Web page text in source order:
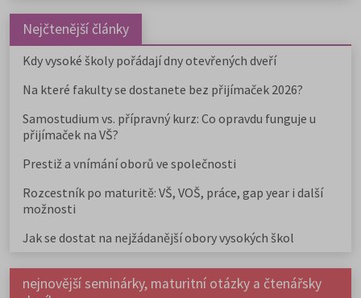
Nejčtenější články
Kdy vysoké školy pořádají dny otevřených dveří
Na které fakulty se dostanete bez přijímaček 2026?
Samostudium vs. přípravný kurz: Co opravdu funguje u
přijímaček na VŠ?
Prestiž a vnímání oborů ve společnosti
Rozcestník po maturitě: VŠ, VOŠ, práce, gap year i další
možnosti
Jak se dostat na nejžádanější obory vysokých škol
nejnovější seminárky, maturitní otázky a čtenářsky